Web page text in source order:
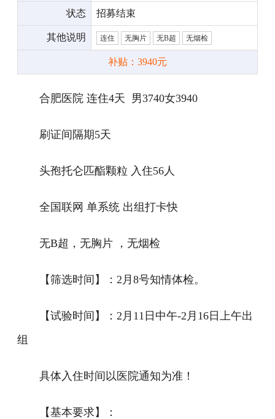
状态 招募结束
其他说明 连住 无胸片 无B超 无烟检
补贴：3940元
合肥医院 连住4天 男3740女3940
刷证间隔期5天
头孢托仑匹酯颗粒 入住56人
全国联网 单系统 出组打卡快
无B超，无胸片 ，无烟检
【筛选时间】：2月8号知情体检。
【试验时间】：2月11日中午-2月16日上午出
组
具体入住时间以医院通知为准！
【基本要求】：